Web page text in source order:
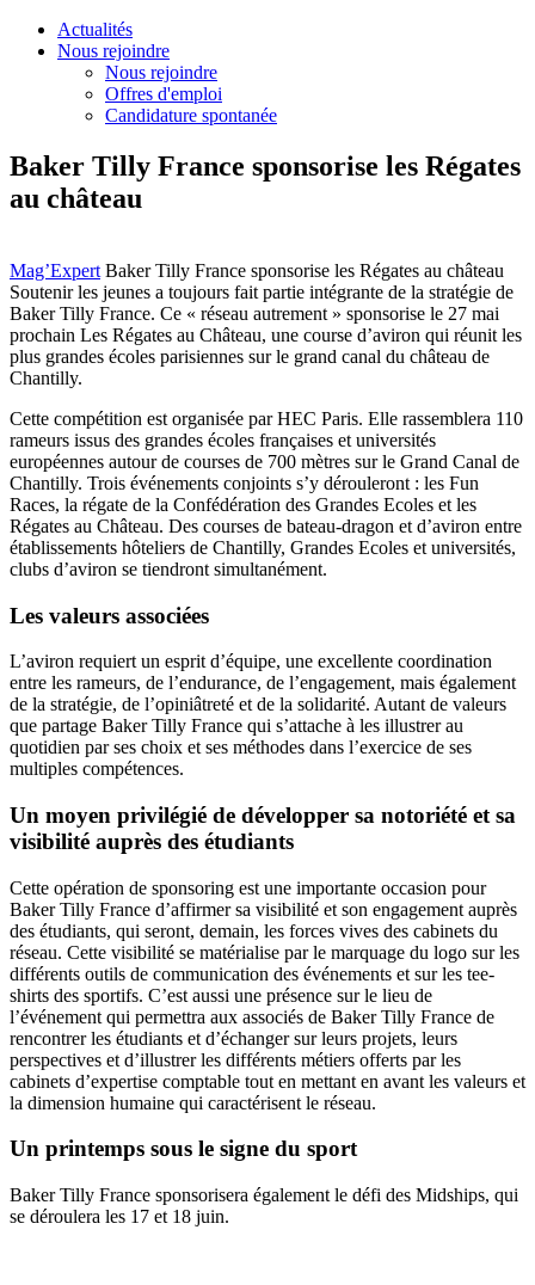
Actualités
Nous rejoindre
Nous rejoindre
Offres d'emploi
Candidature spontanée
Baker Tilly France sponsorise les Régates
au château
Mag’Expert Baker Tilly France sponsorise les Régates au château
Soutenir les jeunes a toujours fait partie intégrante de la stratégie de
Baker Tilly France. Ce « réseau autrement » sponsorise le 27 mai
prochain Les Régates au Château, une course d’aviron qui réunit les
plus grandes écoles parisiennes sur le grand canal du château de
Chantilly.
Cette compétition est organisée par HEC Paris. Elle rassemblera 110
rameurs issus des grandes écoles françaises et universités
européennes autour de courses de 700 mètres sur le Grand Canal de
Chantilly. Trois événements conjoints s’y dérouleront : les Fun
Races, la régate de la Confédération des Grandes Ecoles et les
Régates au Château. Des courses de bateau-dragon et d’aviron entre
établissements hôteliers de Chantilly, Grandes Ecoles et universités,
clubs d’aviron se tiendront simultanément.
Les valeurs associées
L’aviron requiert un esprit d’équipe, une excellente coordination
entre les rameurs, de l’endurance, de l’engagement, mais également
de la stratégie, de l’opiniâtreté et de la solidarité. Autant de valeurs
que partage Baker Tilly France qui s’attache à les illustrer au
quotidien par ses choix et ses méthodes dans l’exercice de ses
multiples compétences.
Un moyen privilégié de développer sa notoriété et sa
visibilité auprès des étudiants
Cette opération de sponsoring est une importante occasion pour
Baker Tilly France d’affirmer sa visibilité et son engagement auprès
des étudiants, qui seront, demain, les forces vives des cabinets du
réseau. Cette visibilité se matérialise par le marquage du logo sur les
différents outils de communication des événements et sur les tee-
shirts des sportifs. C’est aussi une présence sur le lieu de
l’événement qui permettra aux associés de Baker Tilly France de
rencontrer les étudiants et d’échanger sur leurs projets, leurs
perspectives et d’illustrer les différents métiers offerts par les
cabinets d’expertise comptable tout en mettant en avant les valeurs et
la dimension humaine qui caractérisent le réseau.
Un printemps sous le signe du sport
Baker Tilly France sponsorisera également le défi des Midships, qui
se déroulera les 17 et 18 juin.